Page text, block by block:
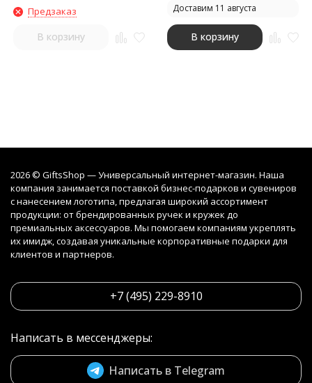
Предзаказ
В корзину
Доставим 11 августа
В корзину
2026 © GiftsShop — Универсальный интернет-магазин. Наша
компания занимается поставкой бизнес-подарков и сувениров
с нанесением логотипа, предлагая широкий ассортимент
продукции: от брендированных ручек и кружек до
премиальных аксессуаров. Мы помогаем компаниям укреплять
их имидж, создавая уникальные корпоративные подарки для
клиентов и партнеров.
+7 (495) 229-8910
Написать в мессенджеры:
Написать в Telegram